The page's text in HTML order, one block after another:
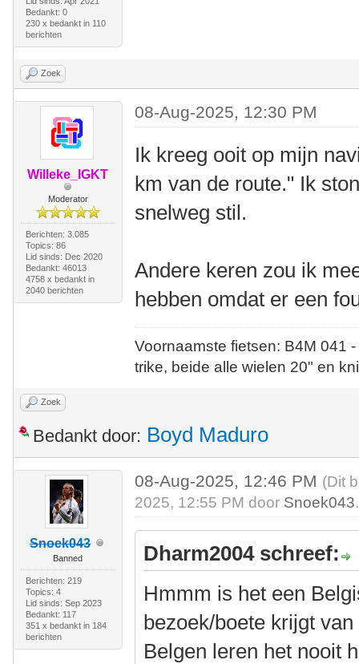
Bedankt: 0
230 x bedankt in 110
berichten
Zoek
Willeke_IGKT
Moderator
Berichten: 3.085
Topics: 86
Lid sinds: Dec 2020
Bedankt: 46013
4758 x bedankt in
2040 berichten
08-Aug-2025, 12:30 PM
Ik kreeg ooit op mijn
km van de route." Ik
snelweg stil.
Andere keren zou ik
hebben omdat er een
Voornaamste fietsen: B4M
trike, beide alle wielen 20" en
Zoek
Bedankt door: Boyd Maduro
Snoek043
Banned
Berichten: 219
Topics: 4
Lid sinds: Sep 2023
Bedankt: 117
351 x bedankt in 184
berichten
08-Aug-2025, 12:46 PM (Dit
2025, 12:55 PM door Snoek043
Dharm2004 schreef:
Hmmm is het een
bezoek/boete krijgt
Belgen leren het nooit